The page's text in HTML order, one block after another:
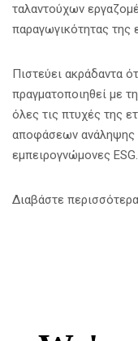
ταλαντούχων
παραγωγικότητας της
Πιστεύει ακράδαντα
πραγματοποιηθεί με
όλες τις πτυχές της
αποφάσεων ανάληψης
εμπειρογνώμονες ESG.
Διαβάστε